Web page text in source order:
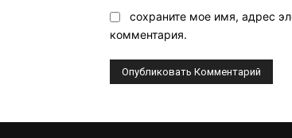
сохраните мое имя, адрес
комментария.